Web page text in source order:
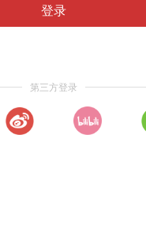
登录
第三方登录